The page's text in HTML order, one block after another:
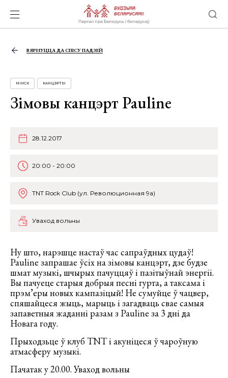
ВЯРНУЦЦА ДА СПІСУ ПАДЗЕЙ
МІНСК КАНЦЭРТЫ
Зiмовы канцэрт Pauline
28.12.2017
20:00 - 20:00
TNT Rock Club (ул. Революционная 9а)
Уваход вольны
Ну што, нарэшце настаў час сапраўдных цудаў!
Pauline запрашае ўсіх на зімовы канцэрт, дзе будзе
шмат музыкі, шчырых пачуццяў і пазітыўнай энергіі.
Вы пачуеце старыя добрыя песні гурта, а таксама і
прэм’еры новых кампазіцый! Не сумуйце ў чацвер,
спяшайцеся жыць, марыць і загадваць свае самыя
запаветныя жаданні разам з Pauline за 3 дні да
Новага году.
Прыходзьце ў клуб TNT і акуніцеся ў чароўную
атмасферу музыкі.
Пачатак у 20.00. Уваход вольны